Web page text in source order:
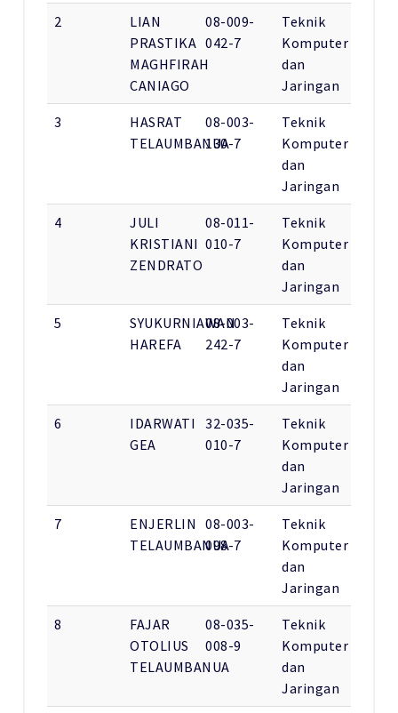
2
LIAN
PRASTIKA
MAGHFIRAH
CANIAGO
08-009-
042-7
Teknik
Komputer
dan
Jaringan
3
HASRAT
TELAUMBANUA
08-003-
130-7
Teknik
Komputer
dan
Jaringan
4
JULI
KRISTIANI
ZENDRATO
08-011-
010-7
Teknik
Komputer
dan
Jaringan
5
SYUKURNIAWAN
HAREFA
08-003-
242-7
Teknik
Komputer
dan
Jaringan
6
IDARWATI
GEA
32-035-
010-7
Teknik
Komputer
dan
Jaringan
7
ENJERLIN
TELAUMBANUA
08-003-
098-7
Teknik
Komputer
dan
Jaringan
8
FAJAR
OTOLIUS
TELAUMBANUA
08-035-
008-9
Teknik
Komputer
dan
Jaringan